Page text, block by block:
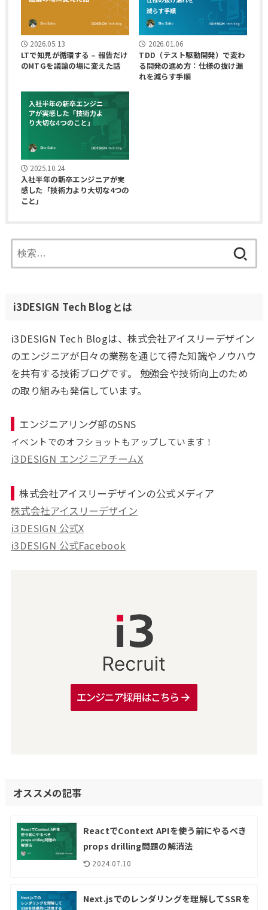
2026.05.13
LTで知見が循環する – 報告だけ
のMTGを議論の場に変えた話
2026.01.06
TDD（テスト駆動開発）で変わ
る開発の進め方：仕様の抜け漏
れを減らす手順
2025.10.24
入社半年の新卒エンジニアが実
感した「技術力より大切な4つの
こと」
索:
i3DESIGN Tech Blogとは
i3DESIGN Tech Blogは、株式会社アイスリーデザイン
のエンジニアが日々の業務を通じて得た知識やノウハウ
を共有する技術ブログです。 勉強会や技術向上のため
の取り組みも発信しています。
エンジニアリング部のSNS
イベントでのオフショットもアップしています！
i3DESIGN エンジニアチームX
株式会社アイスリーデザインの公式メディア
株式会社アイスリーデザイン
i3DESIGN 公式X
i3DESIGN 公式Facebook
オススメの記事
ReactでContext APIを使う前にやるべき
props drilling問題の解消法
2024.07.10
Next.jsでのレンダリングを理解してSSRを